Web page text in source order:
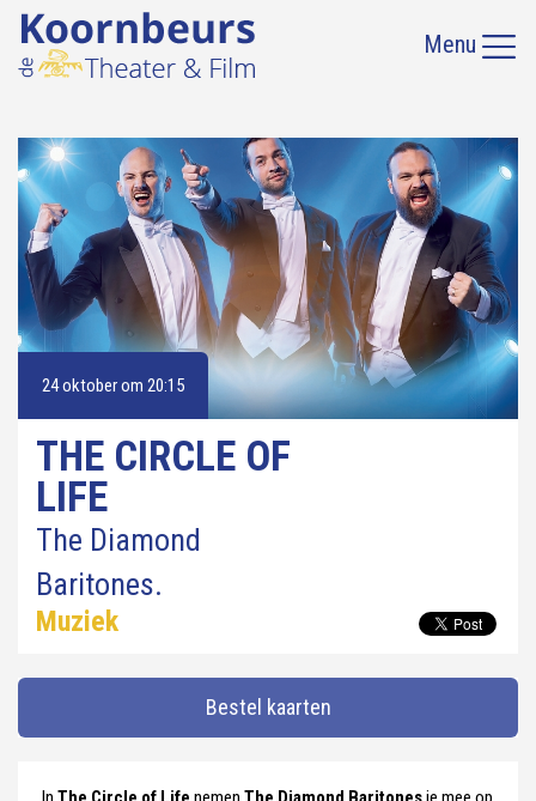
Menu
24 oktober om 20:15
THE CIRCLE OF
LIFE
The Diamond
Baritones.
Muziek
Bestel kaarten